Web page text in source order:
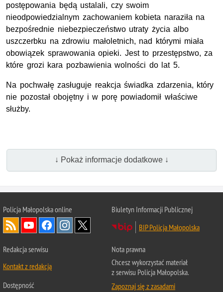
postępowania będą ustalali, czy swoim
nieodpowiedzialnym zachowaniem kobieta naraziła na
bezpośrednie niebezpieczeństwo utraty życia albo
uszczerbku na zdrowiu małoletnich, nad którymi miała
obowiązek sprawowania opieki. Jest to przestępstwo, za
które grozi kara pozbawienia wolności do lat 5.
Na pochwałę zasługuje reakcja świadka zdarzenia, który
nie pozostał obojętny i w porę powiadomił właściwe
służby.
↓ Pokaż informacje dodatkowe ↓
Policja Małopolska online
Biuletyn Informacji Publicznej
BIP Policja Małopolska
Redakcja serwisu
Kontakt z redakcją
Dostępność
Nota prawna
Chcesz wykorzystać materiał
z serwisu Policja Małopolska.
Zapoznaj się z zasadami